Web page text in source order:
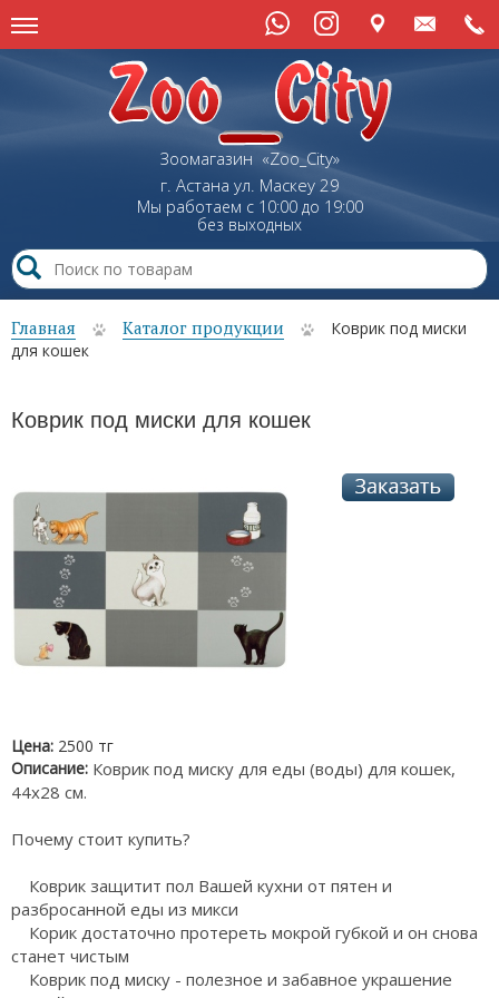
Зоомагазин «Zoo_City»
г. Астана ул. Маскеу29
Мы работаем с 10:00 до 19:00
без выходных
Главная Каталог продукции
Коврик под миски
для кошек
Коврик под миски для кошек
Цена: 2500 тг
Описание: Коврик под миску для еды (воды) для кошек,
44х28 см.
Почему стоит купить?
Коврик защитит пол Вашей кухни от пятен и
разбросанной еды из микси
Корик достаточно протереть мокрой губкой и он снова
станет чистым
Коврик под миску - полезное и забавное украшение